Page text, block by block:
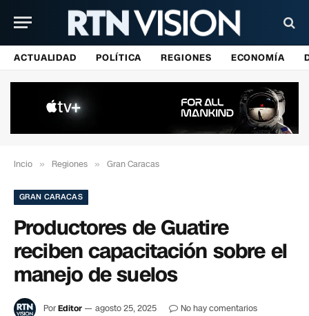
ACTUALIDAD POLÍTICA REGIONES ECONOMÍA
Incio » Regiones » Gran Caracas
GRAN CARACAS
Productores de Guatire
reciben capacitación sobre el
manejo de suelos
PorEditor agosto 25, 2025
No hay comentarios